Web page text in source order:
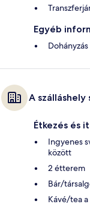
Egyéb
A
Étkezés és
Ingyenes
között
2 étterem
Bár/
Kávé/tea